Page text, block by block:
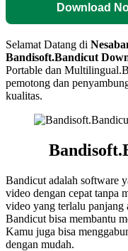
Download
Selamat Datang di
Bandisoft.Bandicut
Portable dan Multilingual.
pemotong dan
kualitas.
Bandicut adalah software
video dengan cepat tanpa
video yang terlalu panjang
Bandicut bisa membantu
Kamu juga bisa
dengan mudah.